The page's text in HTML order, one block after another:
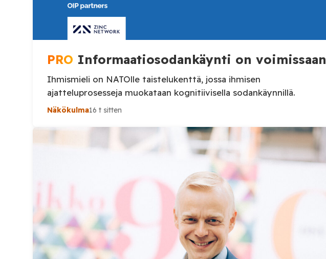
PRO Informaatiosodankäynti on voimissaan
Ihmismieli on NATOlle taistelukenttä, jossa ihmisen
ajatteluprosesseja muokataan kognitiivisella sodankäynnillä.
Näkökulma16 t sitten